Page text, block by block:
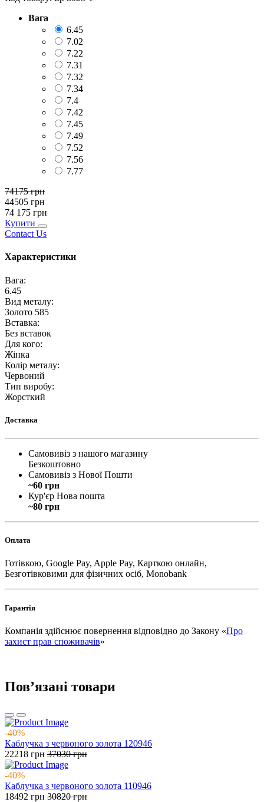
Вага
6.45
7.02
7.22
7.31
7.32
7.34
7.4
7.42
7.45
7.49
7.52
7.56
7.77
74175грн
44505 грн
74 175 грн
Купити
Contact Us
Характеристики
Вага:
6.45
Вид металу:
Золото 585
Вставка:
Без вставок
Для кого:
Жінка
Колір металу:
Червоний
Тип виробу:
Жорсткий
Доставка
Самовивіз з нашого магазину
Безкоштовно
Самовивіз з Нової Пошти
~60 грн
Кур'єр Нова пошта
~80 грн
Оплата
Готівкою, Google Pay, Apple Pay, Карткою онлайн,
Безготівковими для фізичних осіб, Monobank
Гарантія
Компанія здійснює повернення відповідно до Закону «Про
захист прав споживачів»
Повʼязані товари
-40%
Каблучка з червоного золота 120946
22218 грн 37030грн
-40%
Каблучка з червоного золота 110946
18492 грн 30820грн